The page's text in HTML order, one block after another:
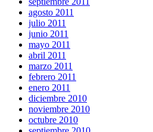
agosto 2011
julio 2011
junio 2011
mayo 2011
abril 2011
marzo 2011
febrero 2011
enero 2011
diciembre 2010
noviembre 2010
octubre 2010